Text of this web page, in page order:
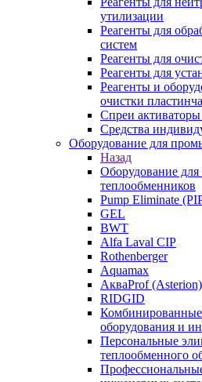
утилизации
Реагенты для
систем
Реагенты для
Реагенты для
Реагенты и
очистки
Спреи
Средства
Оборудование для
Назад
Оборудование
теплообменников
Pump Eliminate
GEL
BWT
Alfa Laval CIP
Rothenberger
Aquamax
АкваProf (Asterion)
RIDGID
оборудования и
Персональные
теплообменного